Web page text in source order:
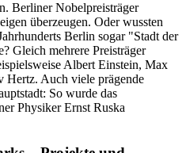
Berliner Nobelpreisträger
überzeugen. Oder wussten
Berlin sogar "Stadt der
Gleich mehrere Preisträger
Albert Einstein, Max
Hertz. Auch viele prägende
So wurde das
Physiker Ernst Ruska